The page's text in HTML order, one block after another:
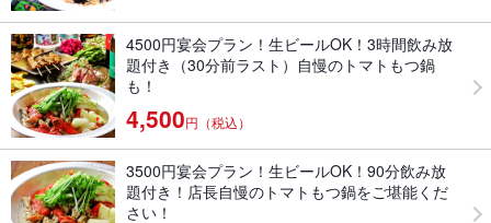
4500円宴会プラン！生ビールOK！3時間飲み放
題付き（30分前ラスト）自慢のトマトもつ鍋
も！
4,500円（税込）
3500円宴会プラン！生ビールOK！90分飲み放
題付き！店長自慢のトマトもつ鍋をご堪能くだ
さい！